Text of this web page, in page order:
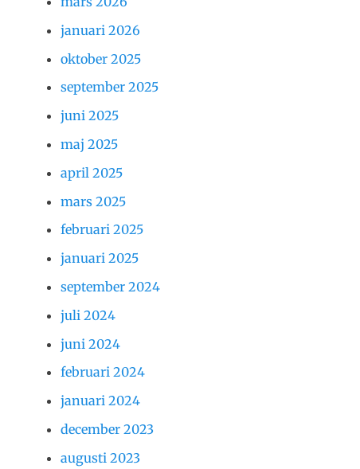
januari 2026
oktober 2025
september 2025
juni 2025
maj 2025
april 2025
mars 2025
februari 2025
januari 2025
september 2024
juli 2024
juni 2024
februari 2024
januari 2024
december 2023
augusti 2023